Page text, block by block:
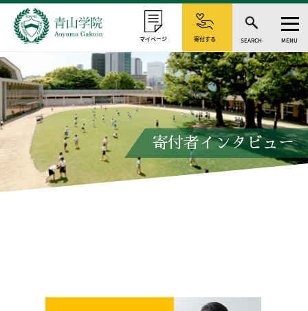
マイページ 寄付する SEARCH MENU
寄付者インタビュー